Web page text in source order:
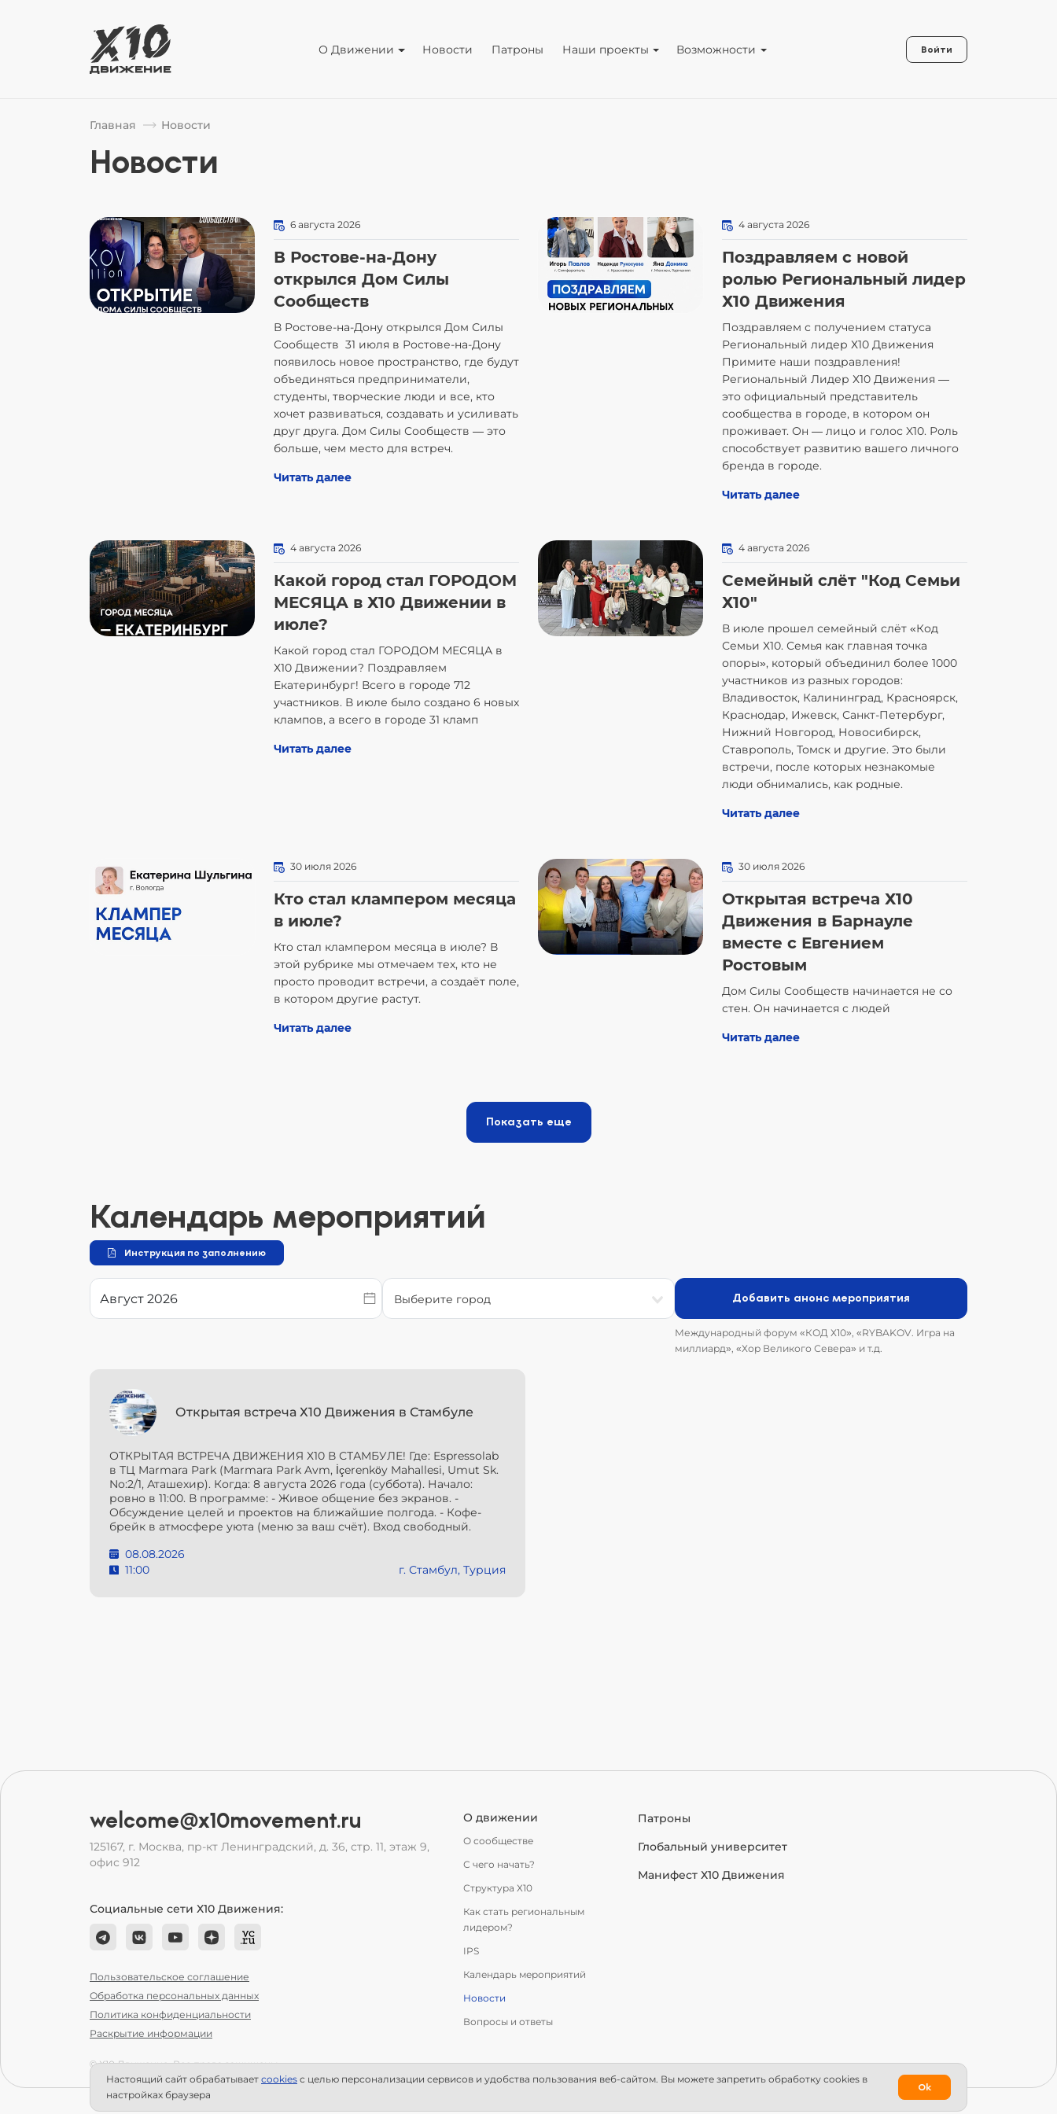
О Движении Новости Патроны Наши проекты Возможности Войти
Главная Новости
Новости
6 августа 2026
В Ростове-на-Дону
открылся Дом Силы
Сообществ
В Ростове-на-Дону открылся Дом Силы
Сообществ 31 июля в Ростове-на-Дону
появилось новое пространство, где будут
объединяться предприниматели,
студенты, творческие люди и все, кто
хочет развиваться, создавать и усиливать
друг друга. Дом Силы Сообществ — это
больше, чем место для встреч.
Читать далее
4 августа 2026
Поздравляем с новой
ролью Региональный лидер
Х10 Движения
Поздравляем с получением статуса
Региональный лидер Х10 Движения
Примите наши поздравления!
Региональный Лидер Х10 Движения —
это официальный представитель
сообщества в городе, в котором он
проживает. Он — лицо и голос X10. Роль
способствует развитию вашего личного
бренда в городе.
Читать далее
4 августа 2026
Какой город стал ГОРОДОМ
МЕСЯЦА в Х10 Движении в
июле?
Какой город стал ГОРОДОМ МЕСЯЦА в
Х10 Движении? Поздравляем
Екатеринбург! Всего в городе 712
участников. В июле было создано 6 новых
клампов, а всего в городе 31 кламп
Читать далее
4 августа 2026
Семейный слёт "Код Семьи
Х10"
В июле прошел семейный слёт «Код
Семьи Х10. Семья как главная точка
опоры», который объединил более 1000
участников из разных городов:
Владивосток, Калининград, Красноярск,
Краснодар, Ижевск, Санкт-Петербург,
Нижний Новгород, Новосибирск,
Ставрополь, Томск и другие. Это были
встречи, после которых незнакомые
люди обнимались, как родные.
Читать далее
30 июля 2026
Кто стал клампером месяца
в июле?
Кто стал клампером месяца в июле? В
этой рубрике мы отмечаем тех, кто не
просто проводит встречи, а создаёт поле,
в котором другие растут.
Читать далее
30 июля 2026
Открытая встреча Х10
Движения в Барнауле
вместе с Евгением
Ростовым
Дом Силы Сообществ начинается не со
стен. Он начинается с людей
Читать далее
Показать еще
Календарь мероприятий
Инструкция по заполнению
Добавить анонс мероприятия
Международный форум «КОД Х10», «RYBAKOV. Игра на
миллиард», «Хор Великого Севера» и т.д.
Открытая встреча Х10 Движения в Стамбуле
ОТКРЫТАЯ ВСТРЕЧА ДВИЖЕНИЯ Х10 В СТАМБУЛЕ! Где: Espressolab
в ТЦ Marmara Park (Marmara Park Avm, İçerenköy Mahallesi, Umut Sk.
No:2/1, Аташехир). Когда: 8 августа 2026 года (суббота). Начало:
ровно в 11:00. В программе: - Живое общение без экранов. -
Обсуждение целей и проектов на ближайшие полгода. - Кофе-
брейк в атмосфере уюта (меню за ваш счёт). Вход свободный.
08.08.2026
11:00
г. Стамбул, Турция
welcome@x10movement.ru
125167, г. Москва, пр-кт Ленинградский, д. 36, стр. 11, этаж 9,
офис 912
Социальные сети Х10 Движения:
Пользовательское соглашение
Обработка персональных данных
Политика конфиденциальности
Раскрытие информации
О движении
О сообществе
С чего начать?
Структура Х10
Как стать региональным
лидером?
IPS
Календарь мероприятий
Новости
Вопросы и ответы
Патроны
Глобальный университет
Манифест Х10 Движения
© Х10 Движение. Все права защищены.
Настоящий сайт обрабатывает сookies с целью персонализации сервисов и удобства пользования веб-сайтом. Вы можете запретить обработку сookies в
настройках браузера
Ok